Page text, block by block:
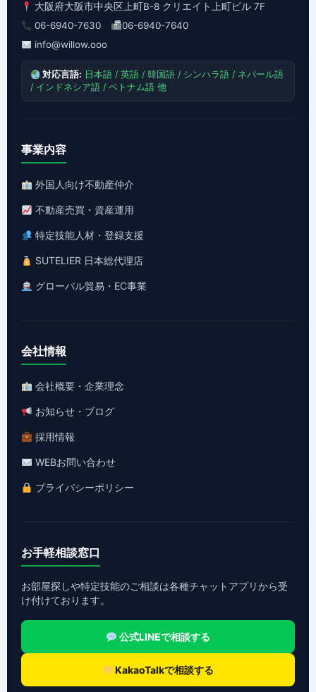
大阪府大阪市中央区上町B-8 クリエイト上町ビル 7F
06-6940-7630
06-6940-7640
info@willow.ooo
対応言語: 日本語 / 英語 / 韓国語 / シンハラ語 / ネパール語
/ インドネシア語 / ベトナム語 他
事業内容
外国人向け不動産仲介
不動産売買・資産運用
特定技能人材・登録支援
SUTELIER 日本総代理店
グローバル貿易・EC事業
会社情報
会社概要・企業理念
お知らせ・ブログ
採用情報
WEBお問い合わせ
プライバシーポリシー
お手軽相談窓口
お部屋探しや特定技能のご相談は各種チャットアプリから受
け付けております。
公式LINEで相談する
KakaoTalkで相談する